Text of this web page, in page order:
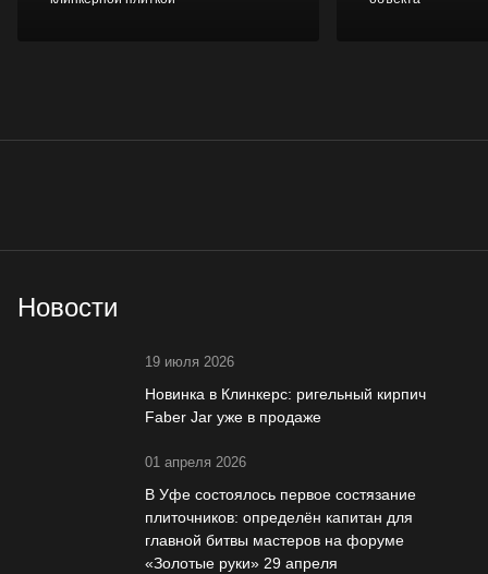
Новости
19 июля 2026
Новинка в Клинкерс: ригельный кирпич
Faber Jar уже в продаже
01 апреля 2026
В Уфе состоялось первое состязание
плиточников: определён капитан для
главной битвы мастеров на форуме
«Золотые руки» 29 апреля